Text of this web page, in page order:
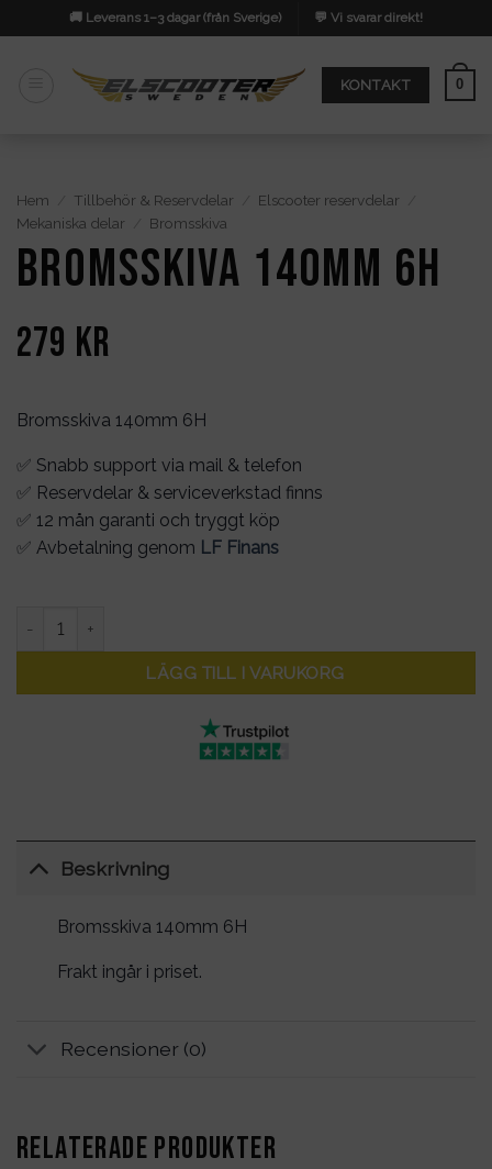
to
🚚 Leverans 1–3 dagar (från Sverige) 💬 Vi svarar direkt!
KONTAKT 0
Hem Tillbehör & Reservdelar Elscooter reservdelar
Mekaniska delar
Bromsskiva
Bromsskiva 140mm 6H
279 kr
Bromsskiva 140mm 6H
✅ Snabb support via mail & telefon
✅ Reservdelar & serviceverkstad finns
✅ 12 mån garanti och tryggt köp
✅ Avbetalning genom LF Finans
Bromsskiva 140mm 6H mängd
LÄGG TILL I VARUKORG
Beskrivning
Bromsskiva 140mm 6H
Frakt ingår i priset.
Recensioner (0)
RELATERADE PRODUKTER